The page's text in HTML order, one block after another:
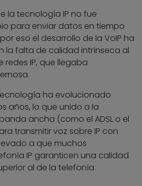
la tecnología IP no fue
para enviar datos en tiempo
eso el desarrollo de la VoIP ha
la falta de calidad intrínseca al
redes IP, que llegaba
ha evolucionado
años, lo que unido a la
ancha (como el ADSL o el
transmitir voz sobre IP con
a que muchos
IP garanticen una calidad
al de la telefonía